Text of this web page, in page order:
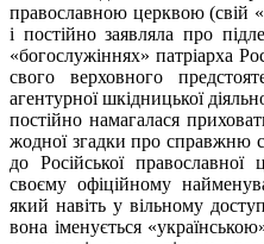
православною церквою (свій
і постійно заявляла про
«богослужіннях» патріарха
свого верховного
агентурної шкідницької
постійно намагалася
жодної згадки про справжню
до Російської
своєму офіційному
який навіть у вільному
вона іменується